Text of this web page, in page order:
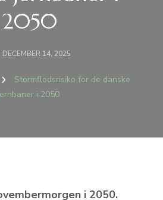
2050
DECEMBER 14, 2025
Stormflodsrisiko for de danske
i 2050
i 2050.